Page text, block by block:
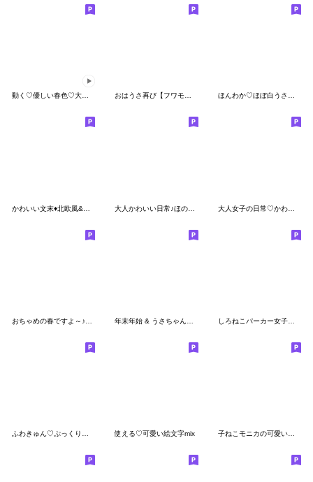
動く♡優しい春色♡大人ガーリー♡ おはうさ再び【フワモフ絵文字】 ほんわか♡ほぼ白うさぎ絵文字
大人女子の日常♡かわいい文字入り絵文字♪
しろねこパーカー女子の絵文字
ふわきゅん♡ぷっくり絵文字 使える♡可愛い絵文字mix 子ねこモニカの可愛い絵文字01